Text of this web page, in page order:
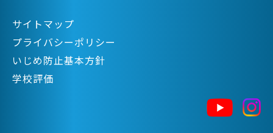
サイトマップ
プライバシーポリシー
いじめ防止基本方針
学校評価